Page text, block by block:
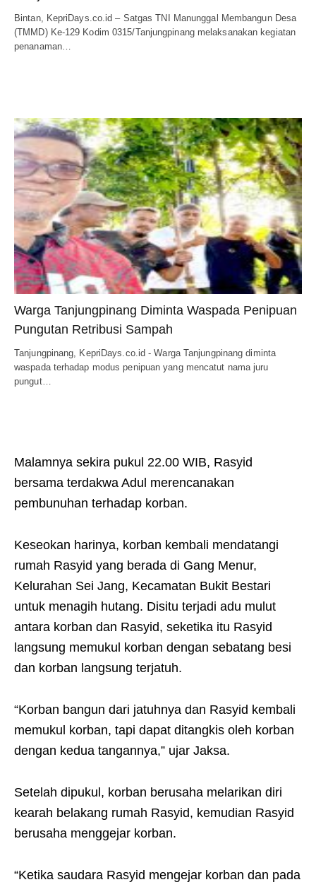
Bintan, KepriDays.co.id – Satgas TNI Manunggal Membangun Desa
(TMMD) Ke-129 Kodim 0315/Tanjungpinang melaksanakan kegiatan
penanaman…
Warga Tanjungpinang Diminta Waspada Penipuan
Pungutan Retribusi Sampah
Tanjungpinang, KepriDays.co.id - Warga Tanjungpinang diminta
waspada terhadap modus penipuan yang mencatut nama juru
pungut…
Malamnya sekira pukul 22.00 WIB, Rasyid
bersama terdakwa Adul merencanakan
pembunuhan terhadap korban.
Keseokan harinya, korban kembali mendatangi
rumah Rasyid yang berada di Gang Menur,
Kelurahan Sei Jang, Kecamatan Bukit Bestari
untuk menagih hutang. Disitu terjadi adu mulut
antara korban dan Rasyid, seketika itu Rasyid
langsung memukul korban dengan sebatang besi
dan korban langsung terjatuh.
“Korban bangun dari jatuhnya dan Rasyid kembali
memukul korban, tapi dapat ditangkis oleh korban
dengan kedua tangannya,” ujar Jaksa.
Setelah dipukul, korban berusaha melarikan diri
kearah belakang rumah Rasyid, kemudian Rasyid
berusaha menggejar korban.
“Ketika saudara Rasyid mengejar korban dan pada